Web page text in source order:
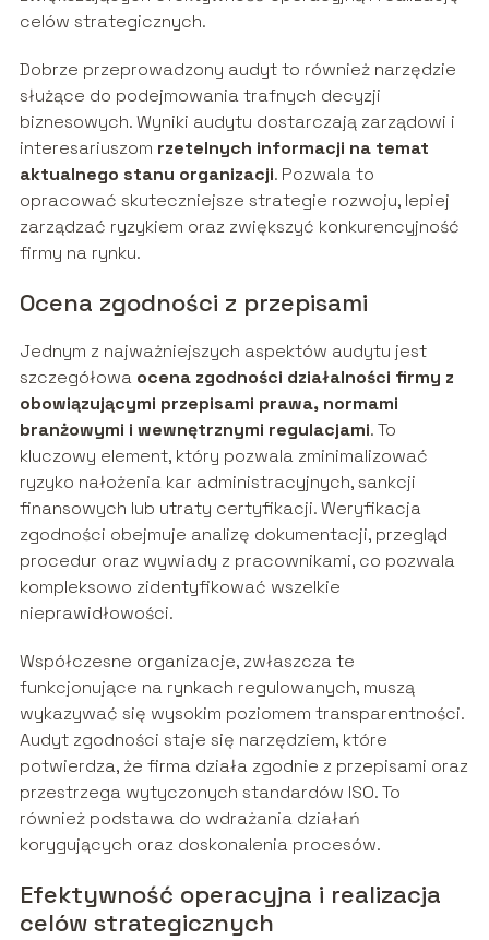
celów strategicznych.
Dobrze przeprowadzony audyt to również narzędzie
służące do podejmowania trafnych decyzji
biznesowych. Wyniki audytu dostarczają zarządowi i
interesariuszom rzetelnych informacji na temat
aktualnego stanu organizacji. Pozwala to
opracować skuteczniejsze strategie rozwoju, lepiej
zarządzać ryzykiem oraz zwiększyć konkurencyjność
firmy na rynku.
Ocena zgodności z przepisami
Jednym z najważniejszych aspektów audytu jest
szczegółowa ocena zgodności działalności firmy z
obowiązującymi przepisami prawa, normami
branżowymi i wewnętrznymi regulacjami. To
kluczowy element, który pozwala zminimalizować
ryzyko nałożenia kar administracyjnych, sankcji
finansowych lub utraty certyfikacji. Weryfikacja
zgodności obejmuje analizę dokumentacji, przegląd
procedur oraz wywiady z pracownikami, co pozwala
kompleksowo zidentyfikować wszelkie
nieprawidłowości.
Współczesne organizacje, zwłaszcza te
funkcjonujące na rynkach regulowanych, muszą
wykazywać się wysokim poziomem transparentności.
Audyt zgodności staje się narzędziem, które
potwierdza, że firma działa zgodnie z przepisami oraz
przestrzega wytyczonych standardów ISO. To
również podstawa do wdrażania działań
korygujących oraz doskonalenia procesów.
Efektywność operacyjna i realizacja
celów strategicznych